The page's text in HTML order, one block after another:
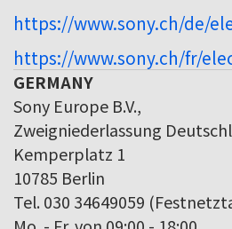
https://www.sony.ch/de/
https://www.sony.ch/fr/
GERMANY
Sony Europe B.V.,
Zweigniederlassung
Kemperplatz 1
10785 Berlin
Tel. 030 34649059